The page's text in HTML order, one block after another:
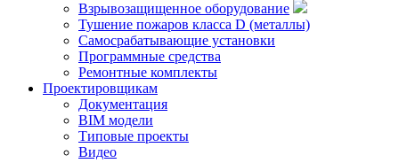
Взрывозащищенное оборудование
Тушение пожаров класса D (металлы)
Самосрабатывающие установки
Программные средства
Ремонтные комплекты
Проектировщикам
Документация
BIM модели
Типовые проекты
Видео